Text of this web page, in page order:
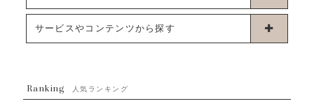
ブーケタイプバルーン
ムーンリットバルーン
お誕生日
サービスやコンテンツから探す
発送について
Ranking 人気ランキング